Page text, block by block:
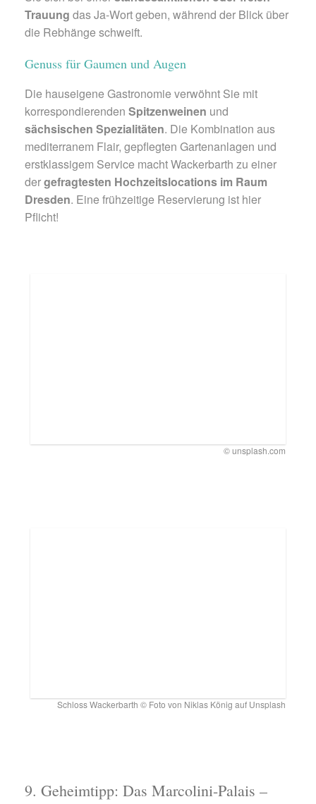
Trauung das Ja-Wort geben, während der Blick über
die Rebhänge schweift.
Genuss für Gaumen und Augen
Die hauseigene Gastronomie verwöhnt Sie mit
korrespondierenden Spitzenweinen und
sächsischen Spezialitäten. Die Kombination aus
mediterranem Flair, gepflegten Gartenanlagen und
erstklassigem Service macht Wackerbarth zu einer
dergefragtesten Hochzeitslocations im Raum
Dresden. Eine frühzeitige Reservierung ist hier
Pflicht!
© unsplash.com
Schloss Wackerbarth © Foto von Niklas König auf Unsplash
9. Geheimtipp: Das Marcolini-Palais –